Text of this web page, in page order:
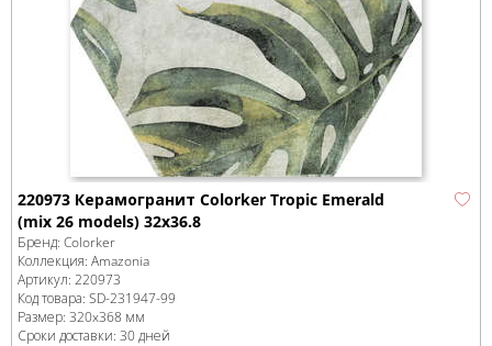
220973 Керамогранит Colorker Tropic Emerald
(mix 26 models) 32x36.8
Бренд: Colorker
Коллекция: Amazonia
Артикул: 220973
Код товара: SD-231947-99
Размер: 320x368 мм
Сроки доставки: 30 дней